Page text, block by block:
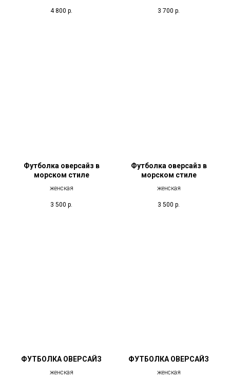
4 800 р. 3 700 р.
Футболка оверсайз в
морском стиле
женская
3 500 р.
Футболка оверсайз в
морском стиле
женская
3 500 р.
ФУТБОЛКА ОВЕРСАЙЗ
женская
ФУТБОЛКА ОВЕРСАЙЗ
женская